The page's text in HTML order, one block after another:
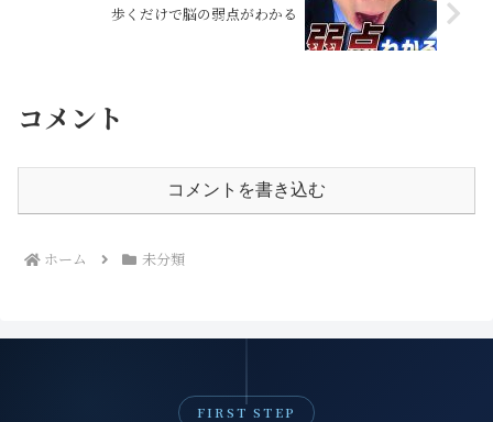
歩くだけで脳の弱点がわかる
コメント
コメントを書き込む
ホーム 未分類
FIRST STEP